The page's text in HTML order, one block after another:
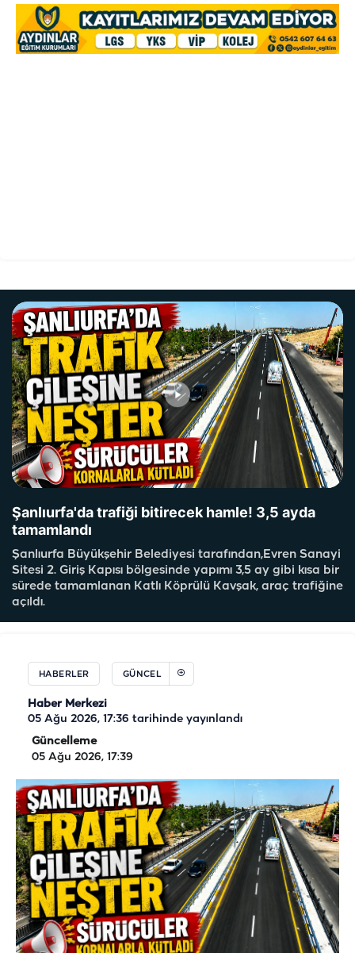
Şanlıurfa'da trafiği bitirecek hamle! 3,5 ayda
tamamlandı
Şanlıurfa Büyükşehir Belediyesi tarafından,Evren Sanayi
Sitesi 2. Giriş Kapısı bölgesinde yapımı 3,5 ay gibi kısa bir
sürede tamamlanan Katlı Köprülü Kavşak, araç trafiğine
açıldı.
HABERLER GÜNCEL
Haber Merkezi
05 Ağu 2026, 17:36 tarihinde yayınlandı
Güncelleme
05 Ağu 2026, 17:39